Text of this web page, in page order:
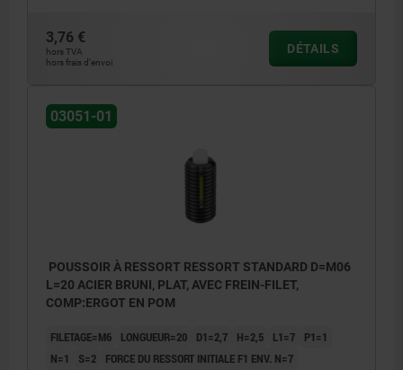
L2 = env. deux pas
1) vis collée
3,76 €
hors TVA
hors frais d’envoi
DÉTAILS
03051-01
POUSSOIR À RESSORT RESSORT STANDARD D=M06
L=20 ACIER BRUNI, PLAT, AVEC FREIN-FILET,
COMP:ERGOT EN POM
FILETAGE=M6 LONGUEUR=20 D1=2,7 H=2,5 L1=7
P1=1
N=1
S=2
FORCE DU RESSORT INITIALE F1 ENV. N=7